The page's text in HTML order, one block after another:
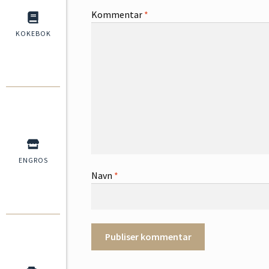
KOKEBOK
ENGROS
Kommentar *
Navn *